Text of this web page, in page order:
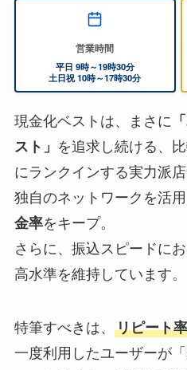
営業時間
平日 9時～19時30分
土日祝 10時～17時30分
現金化ベストは、まさに
スト」 を追求し続ける、
にランクインする実力派店
独自のネットワークを活
金率をキープ。
さらに、振込スピードに
高水準を維持しています。
特筆すべきは、 リピート
一度利用したユーザーが